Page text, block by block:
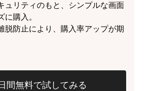
ュリティのもと、シンプルな画面
に購入。
脱防止により、購入率アップが期
間無料で試してみる